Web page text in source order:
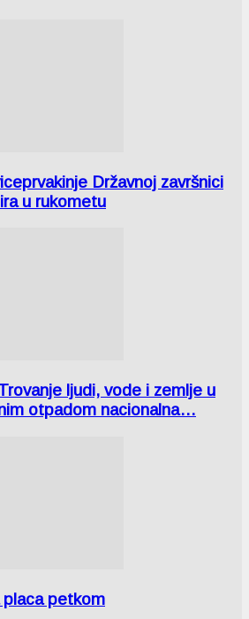
Državnoj završnici
u rukometu
ljudi, vode i zemlje u
otpadom nacionalna…
placa petkom